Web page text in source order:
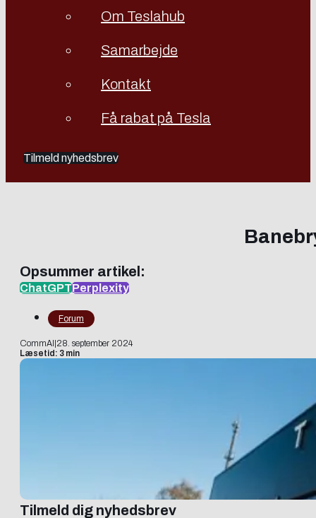
Om Teslahub
Samarbejde
Kontakt
Få rabat på Tesla
Tilmeld nyhedsbrev
Opsummer artikel:
ChatGPTPerplexity
Forum
CommAI 28. september 2024
Læsetid: 3 min
Tilmeld dig nyhedsbrev